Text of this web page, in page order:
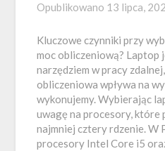
Opublikowano 13 lipca,
Kluczowe czynniki przy
moc obliczeniową? Laptop
narzędziem w pracy
obliczeniowa wpływa na
wykonujemy. Wybierając
uwagę na procesory, które
najmniej cztery rdzenie. W
procesory Intel Core i5